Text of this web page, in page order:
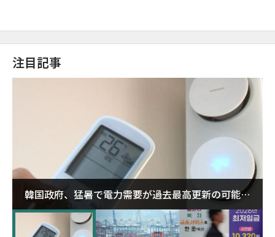
注目記事
韓国政府、猛暑で電力需要が過去最高更新の可能性
に需給対応体制を点検